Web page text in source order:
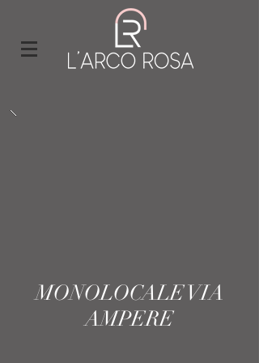
MONOLOCALE VIA
AMPERE